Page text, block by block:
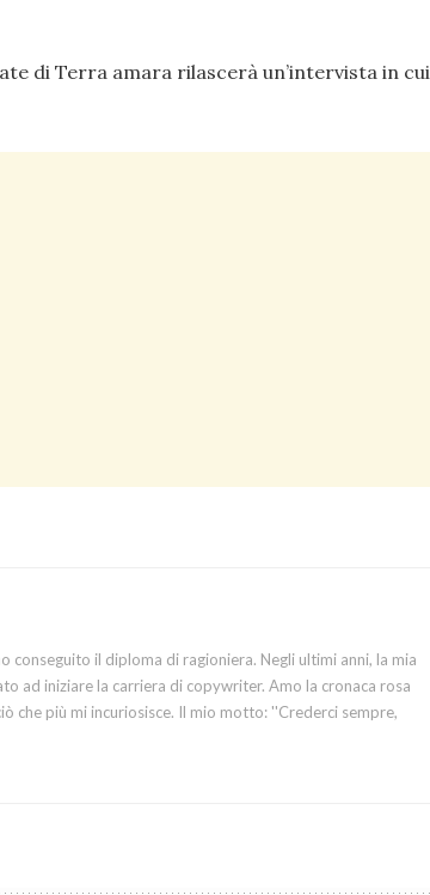
di Terra amara rilascerà un’intervista in cui
conseguito il diploma di ragioniera. Negli ultimi anni, la mia
ad iniziare la carriera di copywriter. Amo la cronaca rosa
che più mi incuriosisce. Il mio motto: ''Crederci sempre,